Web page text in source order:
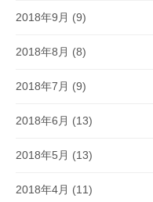
2018年9月 (9)
2018年8月 (8)
2018年7月 (9)
2018年6月 (13)
2018年5月 (13)
2018年4月 (11)